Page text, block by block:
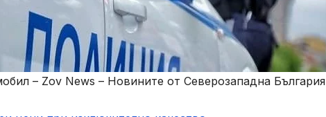
– Zov News – Новините от Северозападна България